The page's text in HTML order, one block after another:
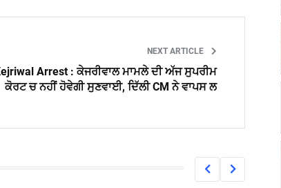
NEXT ARTICLE
Arrest : ਕੇਜਰੀਵਾਲ ਮਾਮਲੇ ਦੀ ਅੱਜ ਸੁਪਰੀਮ
ਕੋਰਟ ਚ ਨਹੀਂ ਹੋਵੇਗੀ ਸੁਣਵਾਈ, ਦਿੱਲੀ CM ਨੇ ਵਾਪਸ ਲ